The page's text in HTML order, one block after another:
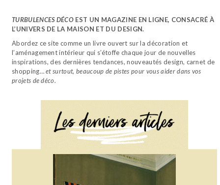
TURBULENCES DÉCO EST UN MAGAZINE EN LIGNE, CONSACRÉ À
L’UNIVERS DE LA MAISON ET DU DESIGN.
Abordez ce site comme un livre ouvert sur la décoration et
l’aménagement intérieur qui s’étoffe chaque jour de nouvelles
inspirations, des dernières tendances, nouveautés design, carnet de
shopping…et surtout, beaucoup de pistes pour vous aider dans vos
projets de déco.